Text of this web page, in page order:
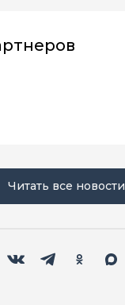
Читать все новости